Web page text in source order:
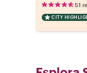
51
CITY